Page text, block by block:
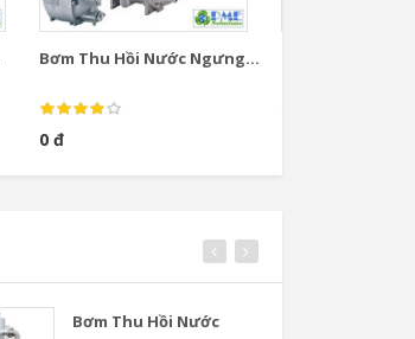
Bơm Thu Hồi Nước Ngưng...
0 đ
Bơm Thu Hồi Nước